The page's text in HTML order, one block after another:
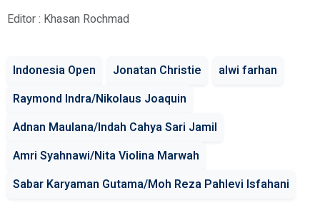
Editor : Khasan Rochmad
Indonesia Open Jonatan Christie
alwi farhan
Raymond Indra/Nikolaus Joaquin
Adnan Maulana/Indah Cahya Sari Jamil
Amri Syahnawi/Nita Violina Marwah
Sabar Karyaman Gutama/Moh Reza Pahlevi Isfahani